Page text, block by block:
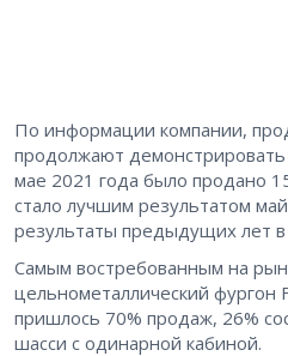
По информации компании,
продолжают
мае 2021 года было продано
стало лучшим результатом
результаты предыдущих лет в
Самым востребованным на
цельнометаллический фургон
пришлось 70% продаж, 26%
шасси с одинарной кабиной.